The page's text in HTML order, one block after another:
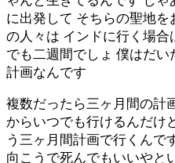
に出発して そちらの聖地を
の人々は インドに行く場
でも二週間でしょ 僕はだ
計画なんです
複数だったら三ヶ月間の計
からいつでも行けるんだけ
う三ヶ月間計画で行くんで
向こうで死んでもいいやと